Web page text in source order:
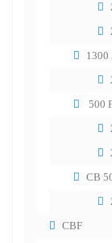
1300
500
CB
CBF